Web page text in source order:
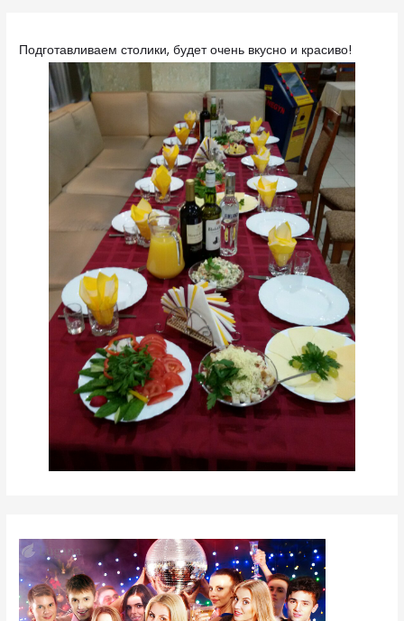
Подготавливаем столики, будет очень вкусно и красиво!